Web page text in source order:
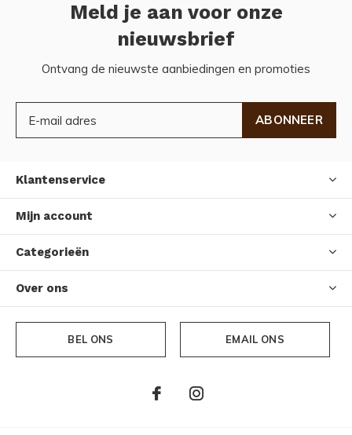
Meld je aan voor onze
nieuwsbrief
Ontvang de nieuwste aanbiedingen en promoties
ABONNEER
Klantenservice
Mijn account
Categorieën
Over ons
BEL ONS EMAIL ONS